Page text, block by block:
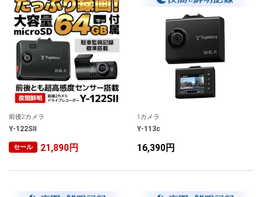
前後2カメラ
Y-122SⅡ
セール 21,890円
1カメラ
Y-113c
16,390円